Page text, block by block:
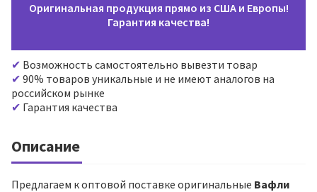
Оригинальная продукция прямо из США и Европы!
Гарантия качества!
Возможность самостоятельно вывезти товар
90% товаров уникальные и не имеют аналогов на
российском рынке
Гарантия качества
Описание
Предлагаем к оптовой поставке оригинальные Вафли